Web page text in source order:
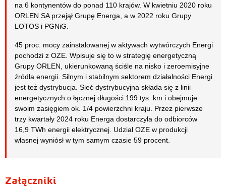
na 6 kontynentów do ponad 110 krajów. W kwietniu 2020 roku
ORLEN SA przejął Grupę Energa, a w 2022 roku Grupy
LOTOS i PGNiG.
45 proc. mocy zainstalowanej w aktywach wytwórczych Energi
pochodzi z OZE. Wpisuje się to w strategię energetyczną
Grupy ORLEN, ukierunkowaną ściśle na nisko i zeroemisyjne
źródła energii. Silnym i stabilnym sektorem działalności Energi
jest też dystrybucja. Sieć dystrybucyjna składa się z linii
energetycznych o łącznej długości 199 tys. km i obejmuje
swoim zasięgiem ok. 1/4 powierzchni kraju. Przez pierwsze
trzy kwartały 2024 roku Energa dostarczyła do odbiorców
16,9 TWh energii elektrycznej. Udział OZE w produkcji
własnej wyniósł w tym samym czasie 59 procent.
Załączniki